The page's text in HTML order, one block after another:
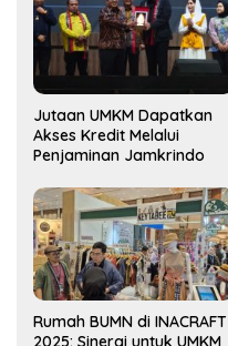
Jutaan UMKM Dapatkan
Akses Kredit Melalui
Penjaminan Jamkrindo
Rumah BUMN di INACRAFT
2025: Sinergi untuk UMKM